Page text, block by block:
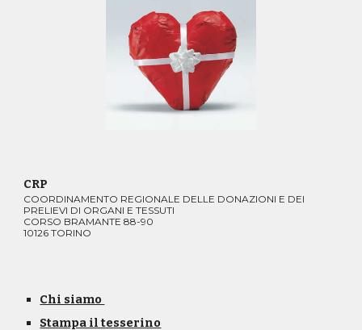
CRP
COORDINAMENTO REGIONALE DELLE DONAZIONI E DEI
PRELIEVI DI ORGANI E TESSUTI
CORSO BRAMANTE 88-90
10126 TORINO
Chi siamo
Stampa il tesserino